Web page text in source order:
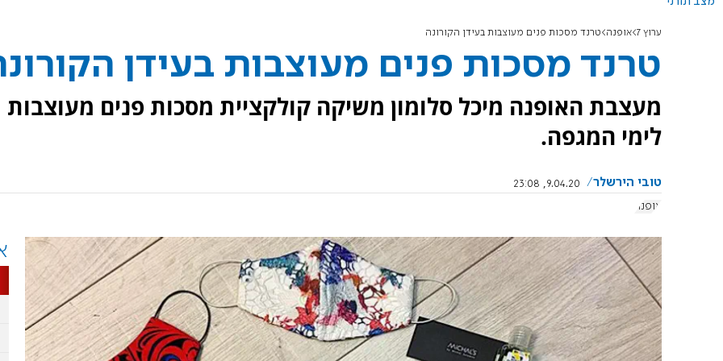
ערוץ 7 אופנה טרנד מסכות פנים מעוצבות בעידן הקורונה
טרנד מסכות פנים מעוצבות בעידן
מעצבת האופנה מיכל סלומון משיקה קולקציית מסכות פנים מעוצבות
לימי המגפה.
טובי הירשלר
9.04.20, 23:08
אופנה